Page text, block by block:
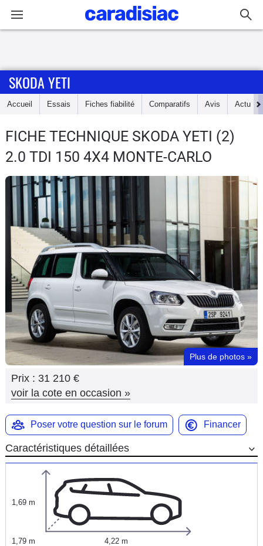
Accueil
Essais
Guide
d'achat
Electriques
Utilitaires
Flottes
Auto
Services
Forum
Moto
Marques
SKODA YETI
Accueil Essais Fiches fiabilité Comparatifs Avis Actu
FICHE TECHNIQUE SKODA YETI (2)
2.0 TDI 150 4X4 MONTE-CARLO
Plus de photos »
Prix : 31 210 €
voir la cote en occasion »
Poser votre question sur le forum Financer
Caractéristiques détaillées
1,69 m
1,79 m 4,22 m